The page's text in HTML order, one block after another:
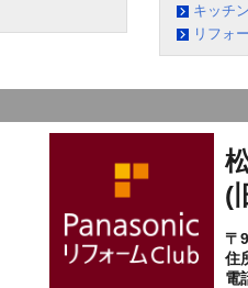
キッチ
リフォ
(
〒
住
電